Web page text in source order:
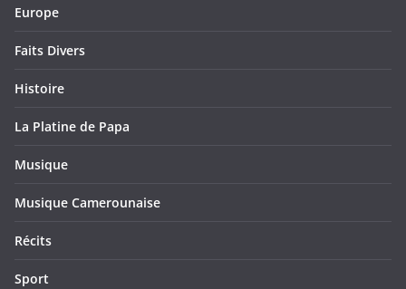
Europe
Faits Divers
Histoire
La Platine de Papa
Musique
Musique Camerounaise
Récits
Sport